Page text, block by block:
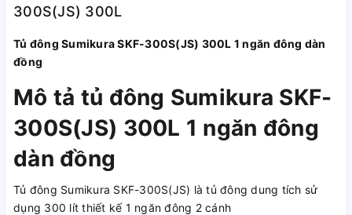
300S(JS) 300L
Tủ đông Sumikura SKF-300S(JS) 300L 1 ngăn đông dàn
đồng
Mô tả tủ đông Sumikura SKF-
300S(JS) 300L 1 ngăn đông
dàn đồng
Tủ đông Sumikura SKF-300S(JS) là tủ đông dung tích sử
dụng 300 lít thiết kế 1 ngăn đông 2 cánh